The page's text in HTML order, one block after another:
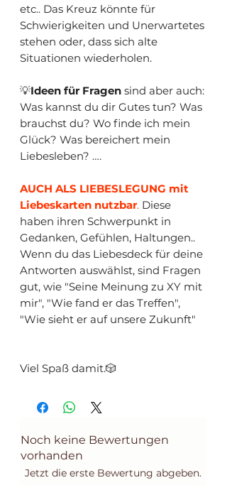
etc.. Das Kreuz könnte für
Schwierigkeiten und Unerwartetes
stehen oder, dass sich alte
Situationen wiederholen.
💡Ideen für Fragen sind aber auch:
Was kannst du dir Gutes tun? Was
brauchst du? Wo finde ich mein
Glück? Was bereichert mein
Liebesleben? ….
AUCH ALS LIEBESLEGUNG mit
Liebeskarten nutzbar. Diese
haben ihren Schwerpunkt in
Gedanken, Gefühlen, Haltungen..
Wenn du das Liebesdeck für deine
Antworten auswählst, sind Fragen
gut, wie "Seine Meinung zu XY mit
mir", "Wie fand er das Treffen",
"Wie sieht er auf unsere Zukunft"
Viel Spaß damit.🎲
Noch keine Bewertungen
vorhanden
Jetzt die erste Bewertung abgeben.